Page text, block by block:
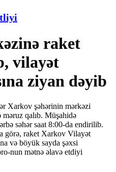
raket
vilayət
ziyan dəyib
Xarkov şəhərinin mərkəzi
məruz qalıb. Müşahidə
səhər saat 8:00-da endirilib.
görə, raket Xarkov Vilayət
və böyük sayda şəxsi
nun mətnə əlavə etdiyi